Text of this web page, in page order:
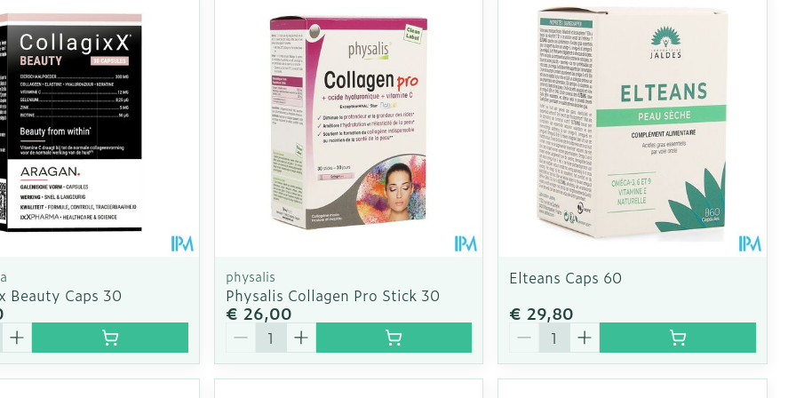
Toon meer
Toon meer
-
Supplementen
Insectenwerende
middelen
Parfums en
geurproducten
Zelfbruiner CBD
Toon meer
Mondmaskers
geneesmiddelen
Beauty Caps 30
physalis
Physalis Collagen Pro Stick 30
€ 26,00
Aantal
Elteans Caps 60
€ 29,80
Aantal